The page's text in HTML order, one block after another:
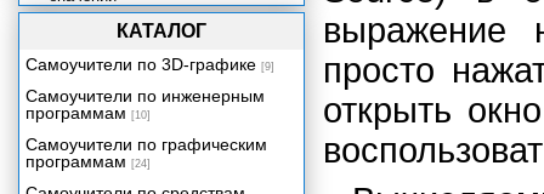
выражение
просто
открыть
Использование статистических
Рекомендации по оформлению
форм
Подготовка составных отчетов
Работа с макросами
Публикация данных в
КАТАЛОГ
Самоучители по 3D-графике [9]
Самоучители по инженерным
программам [10]
Самоучители по графическим
программам [24]